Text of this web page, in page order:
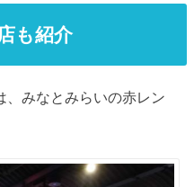
も紹介
、みなとみらいの赤レン